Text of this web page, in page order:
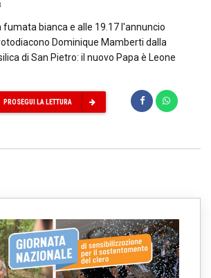
fumata bianca e alle 19.17 l'annuncio
Dominique Mamberti dalla
di San Pietro: il nuovo Papa è Leone
PROSEGUI LA LETTURA